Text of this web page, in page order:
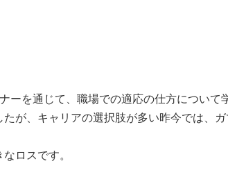
を通じて、職場での適応の仕方について
が、キャリアの選択肢が多い昨今では、
ロスです。